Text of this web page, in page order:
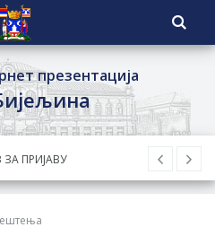
презентација
ПРИЈАВУ
ОДЛАГАЊА ОТПАДА УЗ